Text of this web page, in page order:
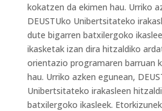
kokatzen da ekimen hau. Urriko
DEUSTUko Unibertsitateko
dute bigarren batxilergoko
ikasketak izan dira hitzaldiko
orientazio programaren barruan
hau. Urriko azken egunean,
Unibertsitateko irakasleen
batxilergoko ikasleek.